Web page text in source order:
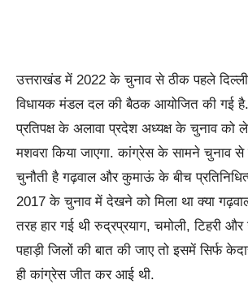
उत्तराखंड में 2022 के चुनाव से ठीक पहले
विधायक मंडल दल की बैठक आयोजित की गई
प्रतिपक्ष के अलावा प्रदेश अध्यक्ष के चुनाव को
मशवरा किया जाएगा. कांग्रेस के सामने चुनाव
चुनौती है गढ़वाल और कुमाऊं के बीच
2017 के चुनाव में देखने को मिला था क्या
तरह हार गई थी रुद्रप्रयाग, चमोली, टिहरी और
पहाड़ी जिलों की बात की जाए तो इसमें सिर्फ
ही कांग्रेस जीत कर आई थी.